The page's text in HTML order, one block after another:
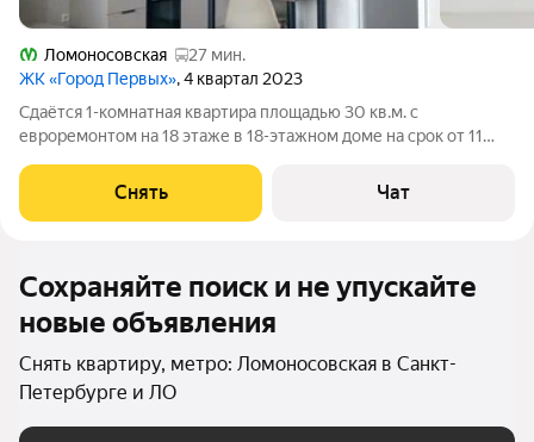
Ломоносовская
27 мин.
ЖК «Город Первых», 4 квартал 2023
Сдаётся 1-комнатная квартира площадью 30 кв.м. с
евроремонтом на 18 этаже в 18-этажном доме на срок от 11
Холодильник Микроволновка Дом - монолитный. Жилец
оплачивает все коммунальные
Снять Чат
Сохраняйте поиск и не упускайте
новые объявления
Снять квартиру, метро: Ломоносовская в Санкт-
Петербурге и ЛО